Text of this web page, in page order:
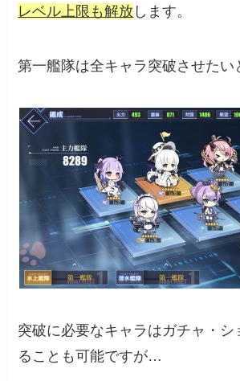
レベル上限も解放 します。
第一艦隊は全キャラ突破させたい
突破に必要なキャラはガチャ・シ
ることも可能ですが…